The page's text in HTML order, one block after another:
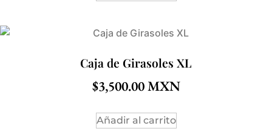
Caja de Girasoles XL
$3,500.00
Añadir al carrito